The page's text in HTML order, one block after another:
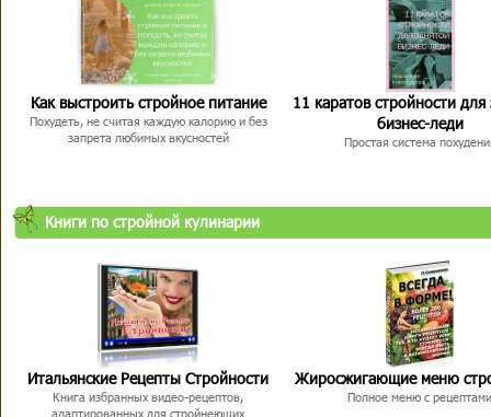
Как выстроить стройное питание
Похудеть, не считая каждую калорию и без
запрета любимых вкусностей
11 каратов стройности для
бизнес-леди
Простая система
Книги по стройной кулинарии
Итальянские Рецепты Стройности
Книга избранных видео-рецептов,
адаптированных для стройнеющих
Жиросжигающие меню
Полное меню с рецептами